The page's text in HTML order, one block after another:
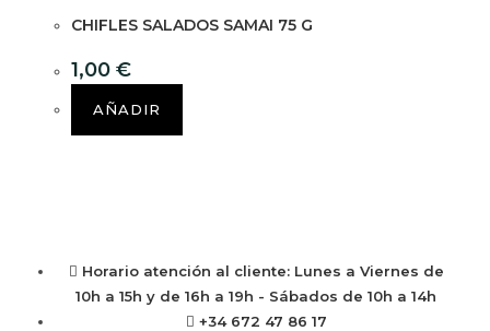
CHIFLES SALADOS SAMAI 75 G
1,00 €
AÑADIR
Horario atención al cliente: Lunes a Viernes de
10h a 15h y de 16h a 19h - Sábados de 10h a 14h
+34 672 47 86 17